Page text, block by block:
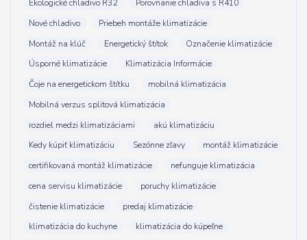
Ekologické chladivo R32
Porovnanie chladiva s R410
Nové chladivo
Priebeh montáže klimatizácie
Montáž na klúč
Energetický štítok
Označenie klimatizácie
Úsporné klimatizácie
Klimatizácia Informácie
Čoje na energetickom štítku
mobilná klimatizácia
Mobilná verzus splitová klimatizácia
rozdiel medzi klimatizáciami
akú klimatizáciu
Kedy kúpiť klimatizáciu
Sezónne zľavy
montáž klimatizácie
certifikovaná montáž klimatizácie
nefunguje klimatizácia
cena servisu klimatizácie
poruchy klimatizácie
čistenie klimatizácie
predaj klimatizácie
klimatizácia do kuchyne
klimatizácia do kúpeľne